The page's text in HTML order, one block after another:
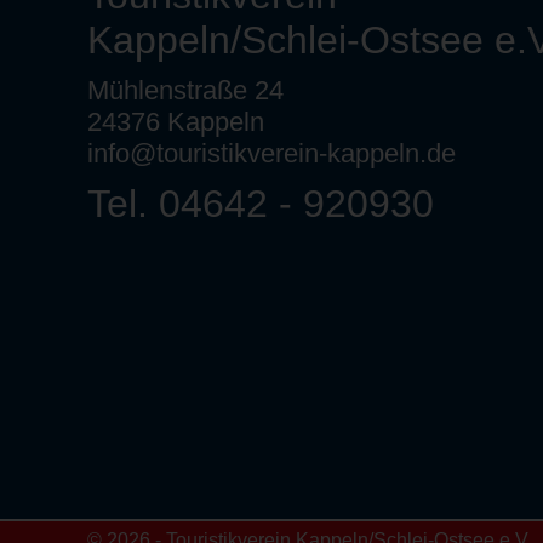
Kappeln/Schlei-Ostsee
Mühlenstraße 24
24376 Kappeln
info@touristikverein-kappeln.de
Tel. 04642 - 920930